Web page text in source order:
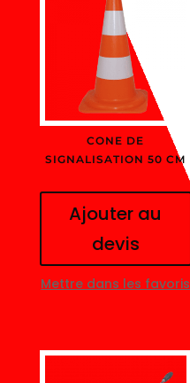
CONE DE
SIGNALISATION 50 CM
Ajouter au
devis
Mettre dans les favoris